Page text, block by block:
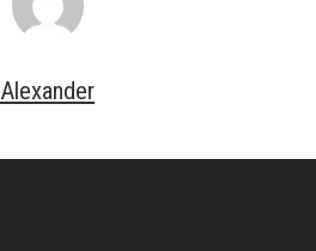
Alexander